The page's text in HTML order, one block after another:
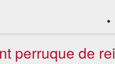
perruque de